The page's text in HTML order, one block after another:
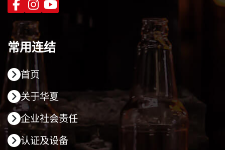
常用连结
首页
关于华夏
企业社会责任
认证及设备